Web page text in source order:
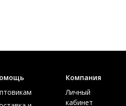
Компания
Личный
кабинет